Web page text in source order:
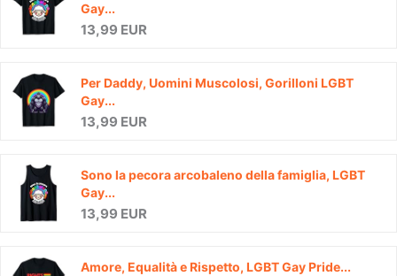
Gay...
13,99 EUR
Per Daddy, Uomini Muscolosi, Gorilloni LGBT
Gay...
13,99 EUR
Sono la pecora arcobaleno della famiglia, LGBT
Gay...
13,99 EUR
Amore, Equalità e Rispetto, LGBT Gay Pride...